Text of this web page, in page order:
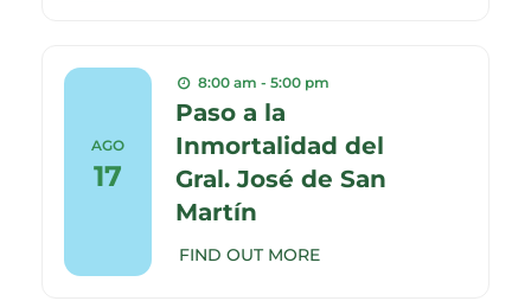
AGO
17
8:00 am - 5:00 pm
Paso a la
Inmortalidad del
Gral. José de San
Martín
FIND OUT MORE